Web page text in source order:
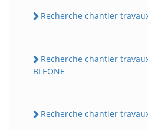
Recherche chantier
Recherche chantier travaux
BLEONE
Recherche chantier